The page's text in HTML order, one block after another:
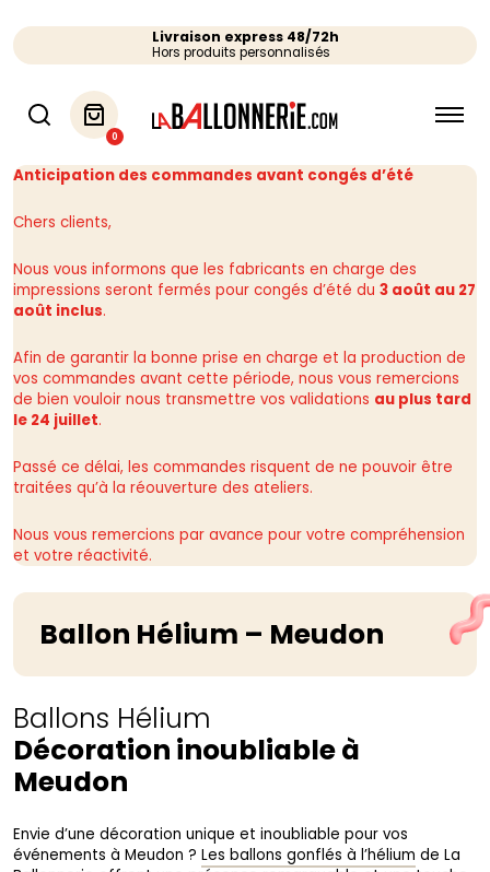
Livraison express 48/72h
Hors produits personnalisés
0
Anticipation des commandes avant congés d’été
Chers clients,
Nous vous informons que les fabricants en charge des
impressions seront fermés pour congés d’été du 3 août au 27
août inclus.
Afin de garantir la bonne prise en charge et la production de
vos commandes avant cette période, nous vous remercions
de bien vouloir nous transmettre vos validations au plus tard
le 24 juillet.
Passé ce délai, les commandes risquent de ne pouvoir être
traitées qu’à la réouverture des ateliers.
Nous vous remercions par avance pour votre compréhension
et votre réactivité.
Ballon Hélium – Meudon
Ballons Hélium
Décoration inoubliable à
Meudon
Envie d’une décoration unique et inoubliable pour vos
événements à Meudon ? Les ballons gonflés à l’hélium de La